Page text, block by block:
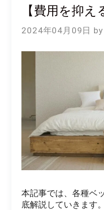
【費用を抑え
2024年04月09日
本記事では、各種ベ
底解説していきます